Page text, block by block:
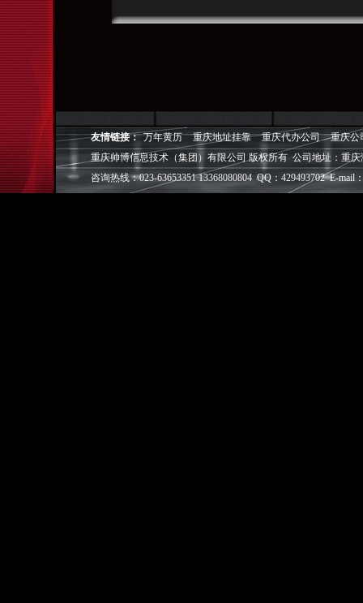
友情链接： 万年黄历 重庆地址挂靠 重庆代办公司
重庆公
重庆帅博信息技术（集团）有限公司 版权所有 公司地址：重
咨询热线：023-63653351 13368080804 QQ：429493702 E-mail